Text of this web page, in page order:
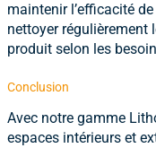
maintenir l’efficacité
nettoyer régulièrement
produit selon les
Conclusion
Avec notre gamme
espaces intérieurs et